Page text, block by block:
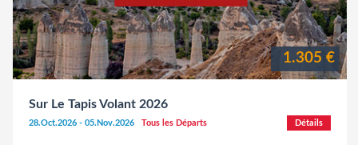
1.305 €
Sur Le Tapis Volant 2026
28.Oct.2026 - 05.Nov.2026 Tous les Départs Détails